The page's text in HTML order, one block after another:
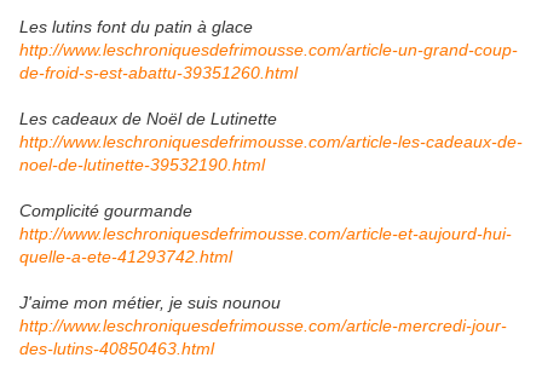
Les lutins font du patin à glace
http://www.leschroniquesdefrimousse.com/article-un-grand-coup-
de-froid-s-est-abattu-39351260.html
Les cadeaux de Noël de Lutinette
http://www.leschroniquesdefrimousse.com/article-les-cadeaux-de-
noel-de-lutinette-39532190.html
Complicité gourmande
http://www.leschroniquesdefrimousse.com/article-et-aujourd-hui-
quelle-a-ete-41293742.html
J'aime mon métier, je suis nounou
http://www.leschroniquesdefrimousse.com/article-mercredi-jour-
des-lutins-40850463.html